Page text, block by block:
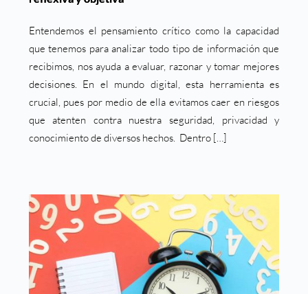
Entendemos el pensamiento crítico como la capacidad
que tenemos para analizar todo tipo de información que
recibimos, nos ayuda a evaluar, razonar y tomar mejores
decisiones. En el mundo digital, esta herramienta es
crucial, pues por medio de ella evitamos caer en riesgos
que atenten contra nuestra seguridad, privacidad y
conocimiento de diversos hechos. Dentro […]